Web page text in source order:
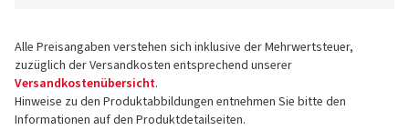
Alle Preisangaben verstehen sich inklusive der Mehrwertsteuer,
zuzüglich der Versandkosten entsprechend unserer
Versandkostenübersicht.
Hinweise zu den Produktabbildungen entnehmen Sie bitte den
Informationen auf den Produktdetailseiten.